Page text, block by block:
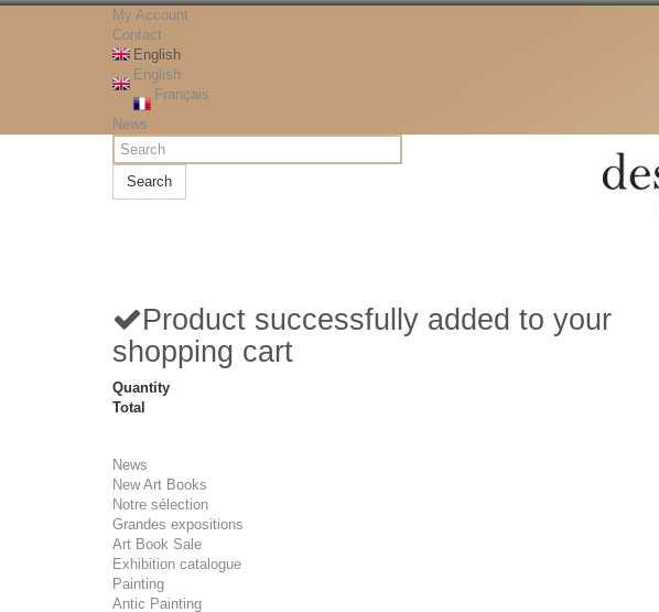
My Account
Contact
English
English
Français
News
Search
Product successfully added to your
shopping cart
Quantity
Total
News
New Art Books
Notre sélection
Grandes expositions
Art Book Sale
Exhibition catalogue
Painting
Antic Painting